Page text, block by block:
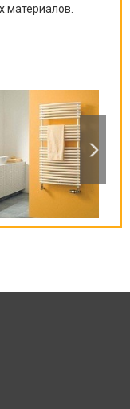
материалов.